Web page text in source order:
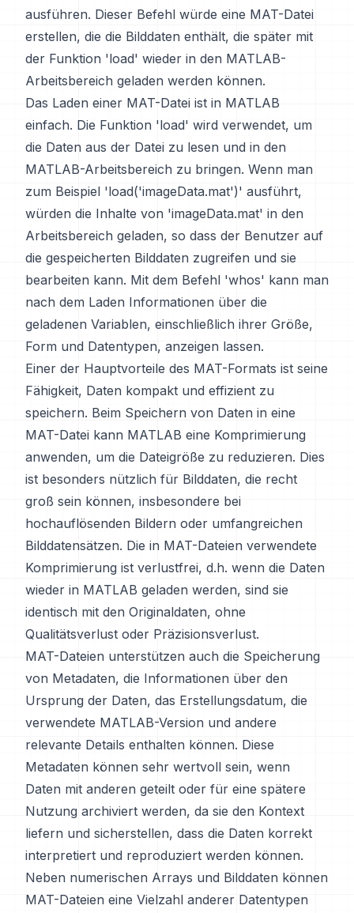
ausführen. Dieser Befehl würde eine MAT-Datei
erstellen, die die Bilddaten enthält, die später mit
der Funktion 'load' wieder in den MATLAB-
Arbeitsbereich geladen werden können.
Das Laden einer MAT-Datei ist in MATLAB
einfach. Die Funktion 'load' wird verwendet, um
die Daten aus der Datei zu lesen und in den
MATLAB-Arbeitsbereich zu bringen. Wenn man
zum Beispiel 'load('imageData.mat')' ausführt,
würden die Inhalte von 'imageData.mat' in den
Arbeitsbereich geladen, so dass der Benutzer auf
die gespeicherten Bilddaten zugreifen und sie
bearbeiten kann. Mit dem Befehl 'whos' kann man
nach dem Laden Informationen über die
geladenen Variablen, einschließlich ihrer Größe,
Form und Datentypen, anzeigen lassen.
Einer der Hauptvorteile des MAT-Formats ist seine
Fähigkeit, Daten kompakt und effizient zu
speichern. Beim Speichern von Daten in eine
MAT-Datei kann MATLAB eine Komprimierung
anwenden, um die Dateigröße zu reduzieren. Dies
ist besonders nützlich für Bilddaten, die recht
groß sein können, insbesondere bei
hochauflösenden Bildern oder umfangreichen
Bilddatensätzen. Die in MAT-Dateien verwendete
Komprimierung ist verlustfrei, d.h. wenn die Daten
wieder in MATLAB geladen werden, sind sie
identisch mit den Originaldaten, ohne
Qualitätsverlust oder Präzisionsverlust.
MAT-Dateien unterstützen auch die Speicherung
von Metadaten, die Informationen über den
Ursprung der Daten, das Erstellungsdatum, die
verwendete MATLAB-Version und andere
relevante Details enthalten können. Diese
Metadaten können sehr wertvoll sein, wenn
Daten mit anderen geteilt oder für eine spätere
Nutzung archiviert werden, da sie den Kontext
liefern und sicherstellen, dass die Daten korrekt
interpretiert und reproduziert werden können.
Neben numerischen Arrays und Bilddaten können
MAT-Dateien eine Vielzahl anderer Datentypen